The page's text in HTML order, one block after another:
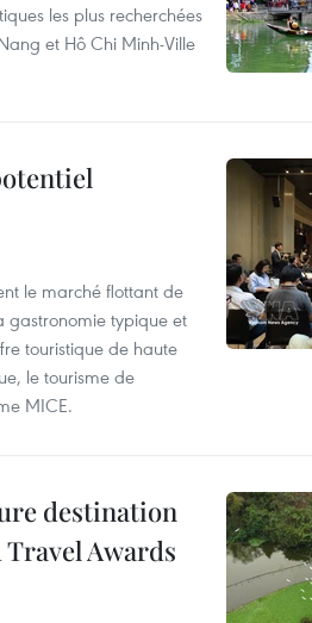
les plus recherchées
et Hô Chi Minh-Ville
le marché flottant de
gastronomie typique et
touristique de haute
le tourisme de
MICE.
destination
Awards